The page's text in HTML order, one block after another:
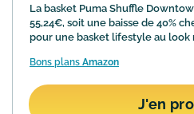
La basket Puma Shuffle
55,24€, soit une baisse de 40%
pour une basket lifestyle au look
Bons plans Amazon
J'en